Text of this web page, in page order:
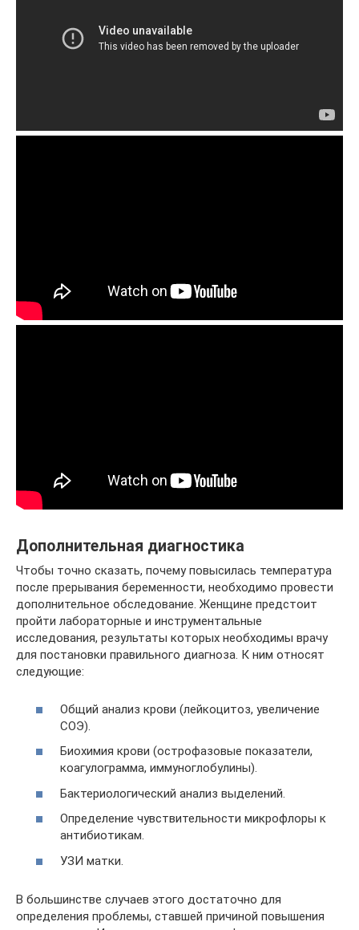
Дополнительная диагностика
Чтобы точно сказать, почему повысилась температура
после прерывания беременности, необходимо провести
дополнительное обследование. Женщине предстоит
пройти лабораторные и инструментальные
исследования, результаты которых необходимы врачу
для постановки правильного диагноза. К ним относят
следующие:
Общий анализ крови (лейкоцитоз, увеличение
СОЭ).
Биохимия крови (острофазовые показатели,
коагулограмма, иммуноглобулины).
Бактериологический анализ выделений.
Определение чувствительности микрофлоры к
антибиотикам.
УЗИ матки.
В большинстве случаев этого достаточно для
определения проблемы, ставшей причиной повышения